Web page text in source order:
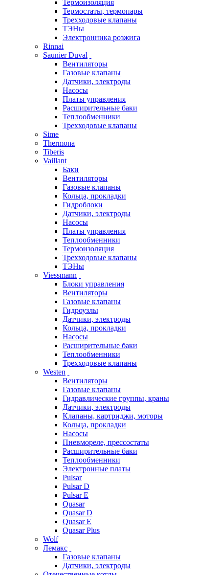
Термоизоляция
Термостаты, термопары
Трехходовые клапаны
ТЭНы
Электронника розжига
Rinnai
Saunier Duval
Вентиляторы
Газовые клапаны
Датчики, электроды
Насосы
Платы управления
Расширительные баки
Теплообменники
Трехходовые клапаны
Sime
Thermona
Tiberis
Vaillant
Баки
Вентиляторы
Газовые клапаны
Кольца, прокладки
Гидроблоки
Датчики, электроды
Насосы
Платы управления
Теплообменники
Термоизоляция
Трехходовые клапаны
ТЭНы
Viessmann
Блоки управления
Вентиляторы
Газовые клапаны
Гидроузлы
Датчики, электроды
Кольца, прокладки
Насосы
Расширительные баки
Теплообменники
Трехходовые клапаны
Westen
Вентиляторы
Газовые клапаны
Гидравлические группы, краны
Датчики, электроды
Клапаны, картриджи, моторы
Кольца, прокладки
Насосы
Пневмореле, прессостаты
Расширительные баки
Теплообменники
Электронные платы
Pulsar
Pulsar D
Pulsar E
Quasar
Quasar D
Quasar E
Quasar Plus
Wolf
Лемакс
Газовые клапаны
Датчики, электроды